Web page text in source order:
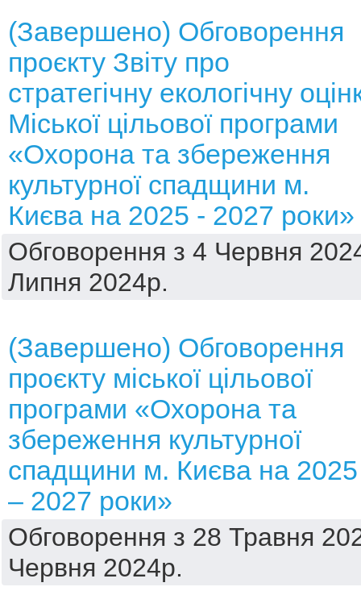
(Завершено) Обговорення
проєкту Звіту про
стратегічну екологічну
Міської цільової програми
«Охорона та збереження
культурної спадщини м.
Києва на 2025 - 2027 роки»
Обговорення з 4 Червня
Липня 2024р.
(Завершено) Обговорення
проєкту міської цільової
програми «Охорона та
збереження культурної
спадщини м. Києва на 2025
– 2027 роки»
Обговорення з 28 Травня
Червня 2024р.